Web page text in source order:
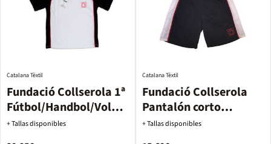
Fundació Collserola 1ª
Fútbol/Handbol/Voley
hombre
Catalana Tèxtil
+ Tallas disponibles
Fundació Collserola
Pantalón corto
Baloncesto
Catalana Tèxtil
+ Tallas disponibles